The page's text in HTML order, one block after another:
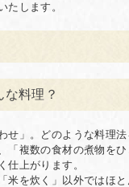
たします。
料理？
せ」。どのような料理
「複数の食材の煮物を
仕上がります。
米を炊く」以外ではほ